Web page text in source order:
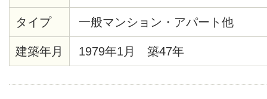
タイプ 一般マンション・アパート他
建築年月 1979年1月 築47年